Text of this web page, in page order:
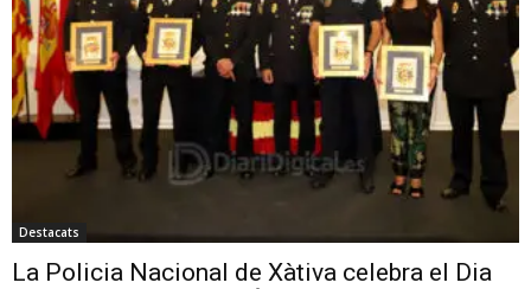
Destacats
La Policia Nacional de Xàtiva celebra el Dia